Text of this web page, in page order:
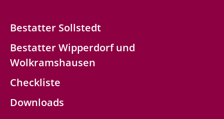
Bestatter Sollstedt
Bestatter Wipperdorf und
Wolkramshausen
Checkliste
Downloads